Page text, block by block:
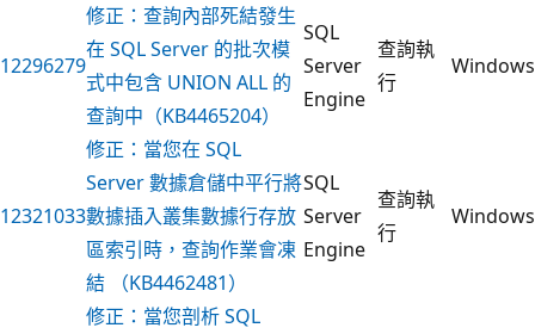
12296279
修正：查詢內部死結發生
在 SQL Server 的批次模
式中包含 UNION ALL 的
查詢中（KB4465204）
SQL
Server
Engine
查詢執
行
Windows
12321033
修正：當您在 SQL
Server 數據倉儲中平行將
數據插入叢集數據行存放
區索引時，查詢作業會凍
結 （KB4462481）
SQL
Server
Engine
查詢執
行
Windows
修正：當您剖析 SQL